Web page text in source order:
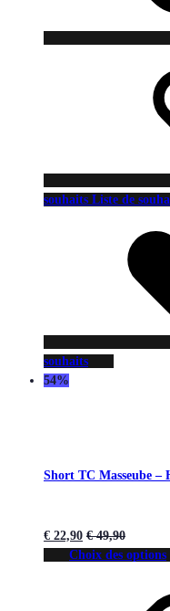
souhaits Liste de
souhaits
54%
Short TC Masseube –
€ 22,90 €49,90
Choix des options